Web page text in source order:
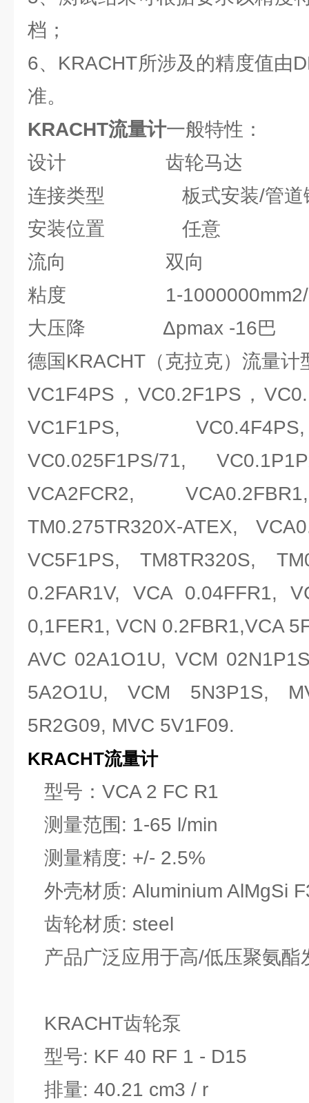
档；
6、KRACHT所涉及的精度值由
准。
KRACHT流量计一般特性：
设计 齿轮马达
连接类型 板式安装/管道
安装位置 任意
流向 双向
粘度 1-1000000mm2/s,
大压降 Δpmax -16巴
德国KRACHT（克拉克）流量计
VC1F4PS，VC0.2F1PS，
VC1F1PS,
VC0.025F1PS/71,
VCA2FCR2,
TM0.275TR320X-ATEX,
VC5F1PS, TM8TR320S,
0.2FAR1V, VCA 0.04FFR1,
0,1FER1, VCN 0.2FBR1,VCA
AVC 02A1O1U, VCM
5A2O1U, VCM 5N3P1S,
5R2G09, MVC 5V1F09.
KRACHT流量计
型号：VCA 2 FC R1
测量范围: 1-65 l/min
测量精度: +/- 2.5%
外壳材质: Aluminium AlMgSi
齿轮材质: steel
产品广泛应用于高/低压聚氨酯
KRACHT齿轮泵
型号: KF 40 RF 1 - D15
排量: 40.21 cm3 / r